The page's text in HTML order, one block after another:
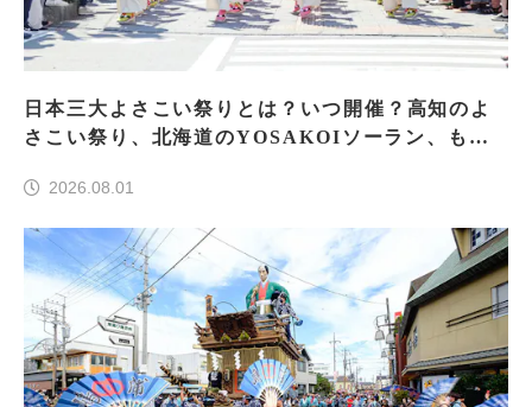
日本三大よさこい祭りとは？いつ開催？高知のよ
さこい祭り、北海道のYOSAKOIソーラン、もう
2026.08.01